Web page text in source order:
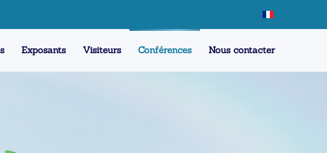
Exposants Visiteurs Conférences Nous contacter